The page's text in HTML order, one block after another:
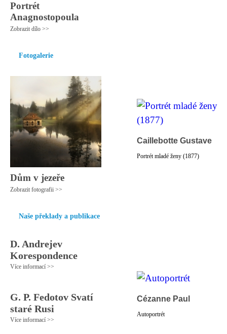
Portrét
Anagnostopoula
Zobrazit dílo >>
Fotogalerie
Dům v jezeře
Zobrazit fotografii >>
Naše překlady a publikace
D. Andrejev
Korespondence
Více informací >>
G. P. Fedotov Svatí
staré Rusi
Více informací >>
Caillebotte Gustave
Portrét mladé ženy (1877)
Cézanne Paul
Autoportrét